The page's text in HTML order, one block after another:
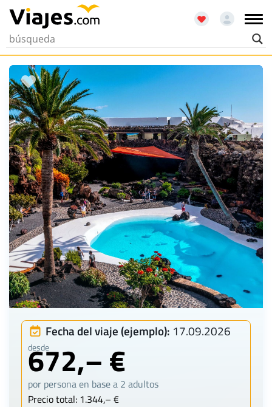
Fecha del viaje (ejemplo): 17.09.2026
desde
672,– €
por persona en base a 2 adultos
Precio total: 1.344,– €